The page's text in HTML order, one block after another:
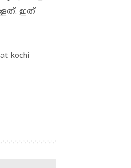
ഇത്
kochi